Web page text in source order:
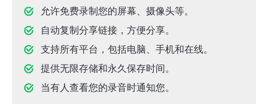
允许免费录制您的屏幕、摄像头等。
自动复制分享链接，方便分享。
支持所有平台，包括电脑、手机和在线。
提供无限存储和永久保存时间。
当有人查看您的录音时通知您。